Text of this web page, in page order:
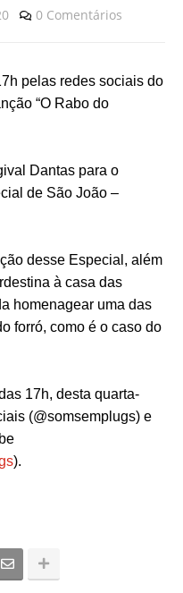
0 Comentários
pelas redes sociais do
“O Rabo do
Dantas para o
de São João –
desse Especial, além
à casa das
homenagear uma das
forró, como é o caso do
17h, desta quarta-
(@somsemplugs) e
).